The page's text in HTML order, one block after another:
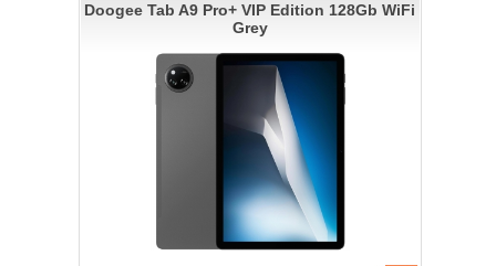
Doogee Tab A9 Pro+ VIP Edition 128Gb WiFi
Grey